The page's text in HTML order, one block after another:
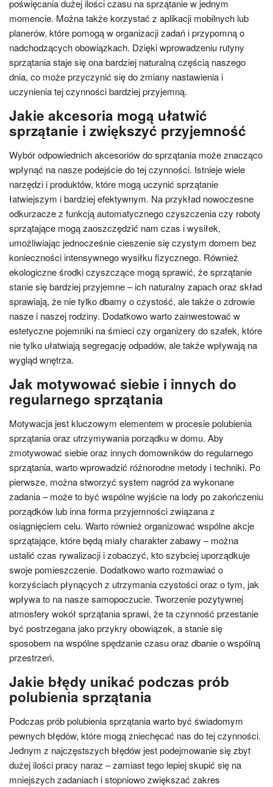
poświęcania dużej ilości czasu na sprzątanie w jednym
momencie. Można także korzystać z aplikacji mobilnych lub
planerów, które pomogą w organizacji zadań i przypomną o
nadchodzących obowiązkach. Dzięki wprowadzeniu rutyny
sprzątania staje się ona bardziej naturalną częścią naszego
dnia, co może przyczynić się do zmiany nastawienia i
uczynienia tej czynności bardziej przyjemną.
Jakie akcesoria mogą ułatwić
sprzątanie i zwiększyć przyjemność
Wybór odpowiednich akcesoriów do sprzątania może znacząco
wpłynąć na nasze podejście do tej czynności. Istnieje wiele
narzędzi i produktów, które mogą uczynić sprzątanie
łatwiejszym i bardziej efektywnym. Na przykład nowoczesne
odkurzacze z funkcją automatycznego czyszczenia czy roboty
sprzątające mogą zaoszczędzić nam czas i wysiłek,
umożliwiając jednocześnie cieszenie się czystym domem bez
konieczności intensywnego wysiłku fizycznego. Również
ekologiczne środki czyszczące mogą sprawić, że sprzątanie
stanie się bardziej przyjemne – ich naturalny zapach oraz skład
sprawiają, że nie tylko dbamy o czystość, ale także o zdrowie
nasze i naszej rodziny. Dodatkowo warto zainwestować w
estetyczne pojemniki na śmieci czy organizery do szafek, które
nie tylko ułatwiają segregację odpadów, ale także wpływają na
wygląd wnętrza.
Jak motywować siebie i innych do
regularnego sprzątania
Motywacja jest kluczowym elementem w procesie polubienia
sprzątania oraz utrzymywania porządku w domu. Aby
zmotywować siebie oraz innych domowników do regularnego
sprzątania, warto wprowadzić różnorodne metody i techniki. Po
pierwsze, można stworzyć system nagród za wykonane
zadania – może to być wspólne wyjście na lody po zakończeniu
porządków lub inna forma przyjemności związana z
osiągnięciem celu. Warto również organizować wspólne akcje
sprzątające, które będą miały charakter zabawy – można
ustalić czas rywalizacji i zobaczyć, kto szybciej uporządkuje
swoje pomieszczenie. Dodatkowo warto rozmawiać o
korzyściach płynących z utrzymania czystości oraz o tym, jak
wpływa to na nasze samopoczucie. Tworzenie pozytywnej
atmosfery wokół sprzątania sprawi, że ta czynność przestanie
być postrzegana jako przykry obowiązek, a stanie się
sposobem na wspólne spędzanie czasu oraz dbanie o wspólną
przestrzeń.
Jakie błędy unikać podczas prób
polubienia sprzątania
Podczas prób polubienia sprzątania warto być świadomym
pewnych błędów, które mogą zniechęcać nas do tej czynności.
Jednym z najczęstszych błędów jest podejmowanie się zbyt
dużej ilości pracy naraz – zamiast tego lepiej skupić się na
mniejszych zadaniach i stopniowo zwiększać zakres